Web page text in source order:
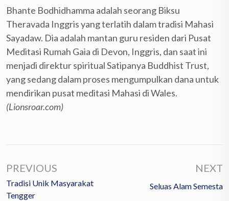
Bhante Bodhidhamma adalah seorang Biksu
Theravada Inggris yang terlatih dalam tradisi Mahasi
Sayadaw. Dia adalah mantan guru residen dari Pusat
Meditasi Rumah Gaia di Devon, Inggris, dan saat ini
menjadi direktur spiritual Satipanya Buddhist Trust,
yang sedang dalam proses mengumpulkan dana untuk
mendirikan pusat meditasi Mahasi di Wales.
(Lionsroar.com)
PREVIOUS
Tradisi Unik Masyarakat
Tengger
NEXT
Seluas Alam Semesta